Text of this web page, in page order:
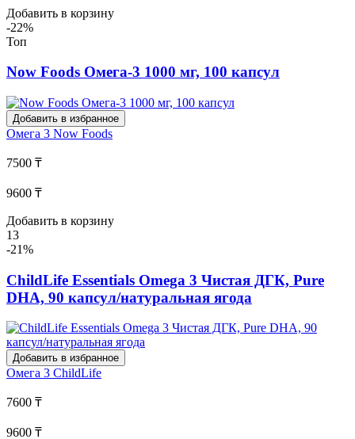
Добавить в корзину
-22%
Топ
Now Foods Омега-3 1000 мг, 100 капсул
Добавить в избранное
Омега 3 Now Foods
7500 ₸
9600 ₸
Добавить в корзину
13
-21%
ChildLife Essentials Omega 3 Чистая ДГК, Pure
DHA, 90 капсул/натуральная ягода
Добавить в избранное
Омега 3 ChildLife
7600 ₸
9600 ₸